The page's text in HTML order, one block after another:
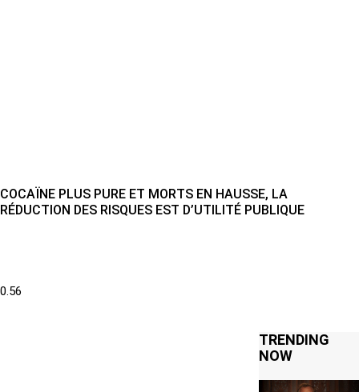
COCAÏNE PLUS PURE ET MORTS EN HAUSSE, LA
RÉDUCTION DES RISQUES EST D’UTILITÉ PUBLIQUE
TRENDING
NOW